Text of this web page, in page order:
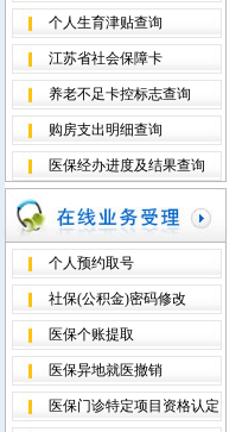
个人生育津贴查询
江苏省社会保障卡
养老不足卡控标志查询
购房支出明细查询
医保经办进度及结果查询
个人预约取号
社保(公积金)密码修改
医保个账提取
医保异地就医撤销
医保门诊特定项目资格认定